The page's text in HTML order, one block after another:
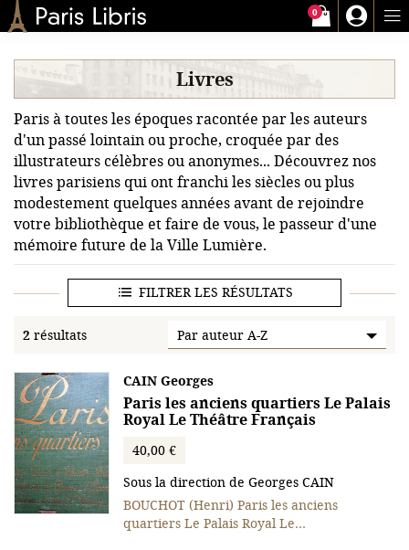
Paris-Libris
0
Livres
Paris à toutes les époques racontée par les auteurs
d'un passé lointain ou proche, croquée par des
illustrateurs célèbres ou anonymes... Découvrez nos
livres parisiens qui ont franchi les siècles ou plus
modestement quelques années avant de rejoindre
votre bibliothèque et faire de vous, le passeur d'une
mémoire future de la Ville Lumière.
FILTRER LES RÉSULTATS
2 résultats
CAIN Georges
Paris les anciens quartiers Le Palais
Royal Le Théâtre Français
40,00 €
Sous la direction de Georges CAIN
BOUCHOT (Henri) Paris les anciens
quartiers Le Palais Royal Le…